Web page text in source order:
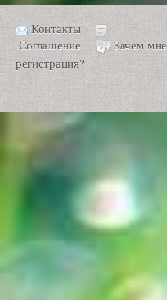
Контакты
Соглашение
Зачем мне
регистрация?